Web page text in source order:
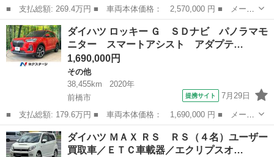
■ 支払総額: 269.4万円 ■ 車両本体価格： 2,570,000 円 ■ メーカ
ー名： ダイハツ ■ 車種名： ロッキー ■ グレード名： プレミ
アムＧ ＨＥＶ 登録済未使用車 ９型ディスプレイオーディオ 全
周囲カメ...
群馬 太田市 その他
ダイハツ ロッキー Ｇ ＳＤナビ パノラマモ
ニター スマートアシスト アダプテ…
1,690,000円
その他
38,455km
2020年
前橋市
提携サイト 7月29日
■ 支払総額: 179.6万円 ■ 車両本体価格： 1,690,000 円 ■ メーカ
ー名： ダイハツ ■ 車種名： ロッキー ■ グレード名： Ｇ Ｓ
Ｄナビ パノラマモニター スマートアシスト アダプティブクルー
ズ 禁煙...
群馬 前橋市 その他
ダイハツ ＭＡＸ ＲＳ ＲＳ（４名）ユーザー
買取車／ＥＴＣ車載器／エクリプスオ…